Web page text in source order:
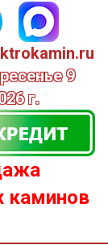
9
г.
каминов